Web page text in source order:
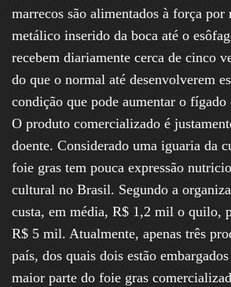
marrecos são alimentados à força
metálico inserido da boca até o
recebem diariamente cerca de cinco
do que o normal até desenvolverem
condição que pode aumentar o fígado
O produto comercializado é
doente. Considerado uma iguaria da
foie gras tem pouca expressão
cultural no Brasil. Segundo a
custa, em média, R$ 1,2 mil o quilo,
R$ 5 mil. Atualmente, apenas três
país, dos quais dois estão
maior parte do foie gras